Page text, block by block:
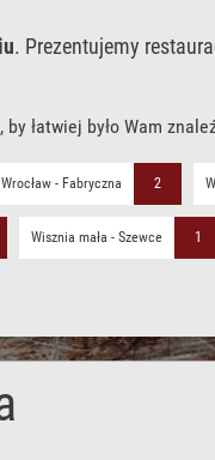
. Prezentujemy
łatwiej było Wam
Wrocław - Fabryczna 2
Wisznia mała - Szewce 1